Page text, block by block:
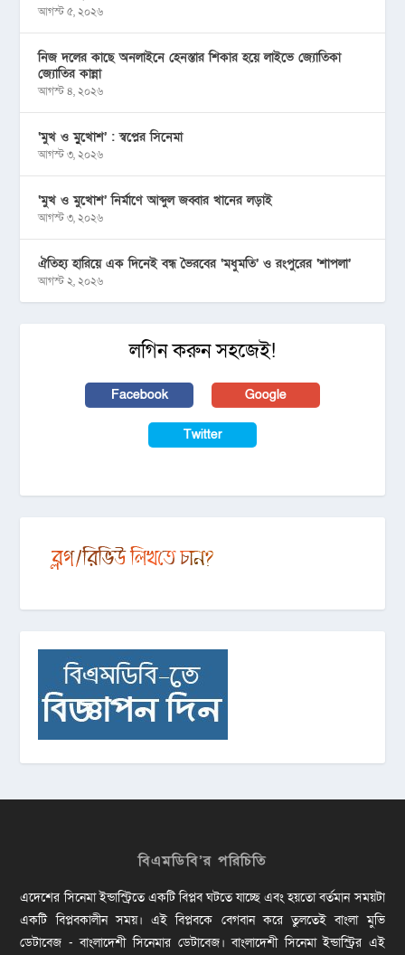
আগস্ট ৫, ২০২৬
নিজ দলের কাছে অনলাইনে হেনস্তার শিকার হয়ে লাইভে জ্যোতিকা
জ্যোতির কান্না
আগস্ট ৪, ২০২৬
‘মুখ ও মু্খোশ’ : স্বপ্নের সিনেমা
আগস্ট ৩, ২০২৬
‘মুখ ও মুখোশ’ নির্মাণে আব্দুল জব্বার খানের লড়াই
আগস্ট ৩, ২০২৬
ঐতিহ্য হারিয়ে এক দিনেই বন্ধ ভৈরবের ‘মধুমতি’ ও রংপুরের ‘শাপলা’
আগস্ট ২, ২০২৬
লগিন করুন সহজেই!
Facebook Google
Twitter
বিএমডিবি’র পরিচিতি
এদেশের সিনেমা ইন্ডাস্ট্রিতে একটি বিপ্লব ঘটতে যাচ্ছে এবং হয়তো বর্তমান সময়টা
একটি বিপ্লবকালীন সময়। এই বিপ্লবকে বেগবান করে তুলতেই বাংলা মুভি
ডেটাবেজ - বাংলাদেশী সিনেমার ডেটাবেজ। বাংলাদেশী সিনেমা ইন্ডাস্ট্রির এই